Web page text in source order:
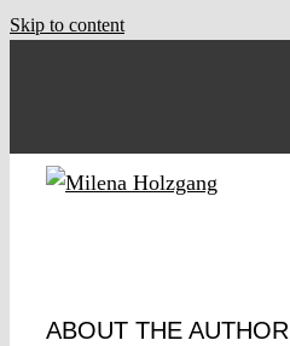
Skip to content
ABOUT THE AUTHOR